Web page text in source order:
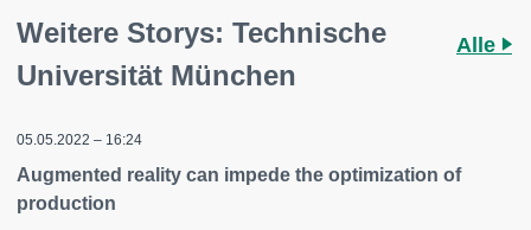
Weitere Storys: Technische
Universität München
Alle
05.05.2022 – 16:24
Augmented reality can impede the optimization of
production